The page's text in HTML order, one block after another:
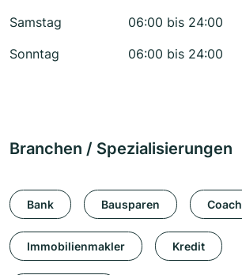
Samstag
06:00 bis 24:00
Sonntag
06:00 bis 24:00
Branchen / Spezialisierungen
Bank Bausparen Coach
Immobilienmakler Kredit